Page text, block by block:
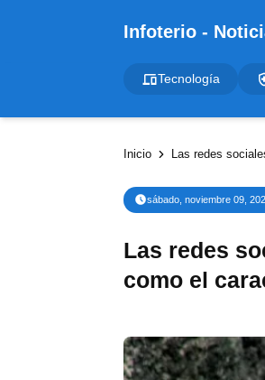
Tecnología
Inicio Las redes
sábado, noviembre 09,
Las redes
como el